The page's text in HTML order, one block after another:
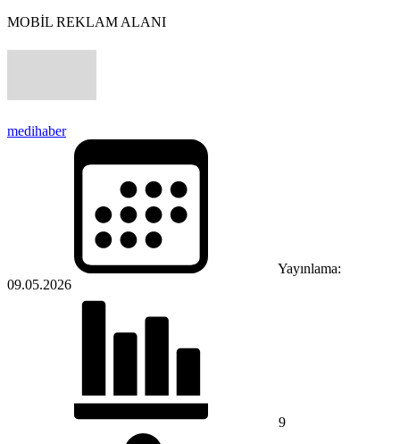
MOBİL REKLAM ALANI
medihaber
Yayınlama:
09.05.2026
9